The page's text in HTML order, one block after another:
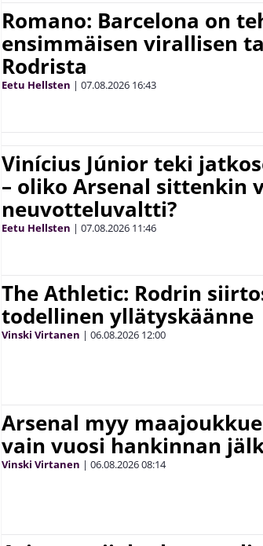
Romano: Barcelona on
ensimmäisen virallisen
Rodrista
Eetu Hellsten | 07.08.2026 16:43
Vinícius Júnior teki
– oliko Arsenal sittenkin
neuvotteluvaltti?
Eetu Hellsten | 07.08.2026 11:46
The Athletic: Rodrin
todellinen yllätyskäänne
Vinski Virtanen | 06.08.2026 12:00
Arsenal myy
vain vuosi hankinnan
Vinski Virtanen | 06.08.202608:14